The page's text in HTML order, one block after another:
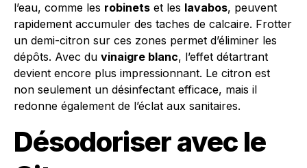
l’eau, comme les robinets et les lavabos, peuvent
rapidement accumuler des taches de calcaire. Frotter
un demi-citron sur ces zones permet d’éliminer les
dépôts. Avec du vinaigre blanc, l’effet détartrant
devient encore plus impressionnant. Le citron est
non seulement un désinfectant efficace, mais il
redonne également de l’éclat aux sanitaires.
Désodoriser avec le